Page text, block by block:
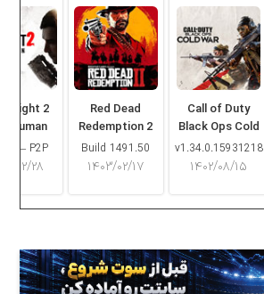
Call of Duty
Black Ops Cold
War
v1.34.0.15931218
۱۴۰۲/۰۸/۱۵
Red Dead
Redemption 2
Build 1491.50
۱۴۰۳/۰۲/۱۷
Light 2
Human
– P2P
۱۴۰۳/